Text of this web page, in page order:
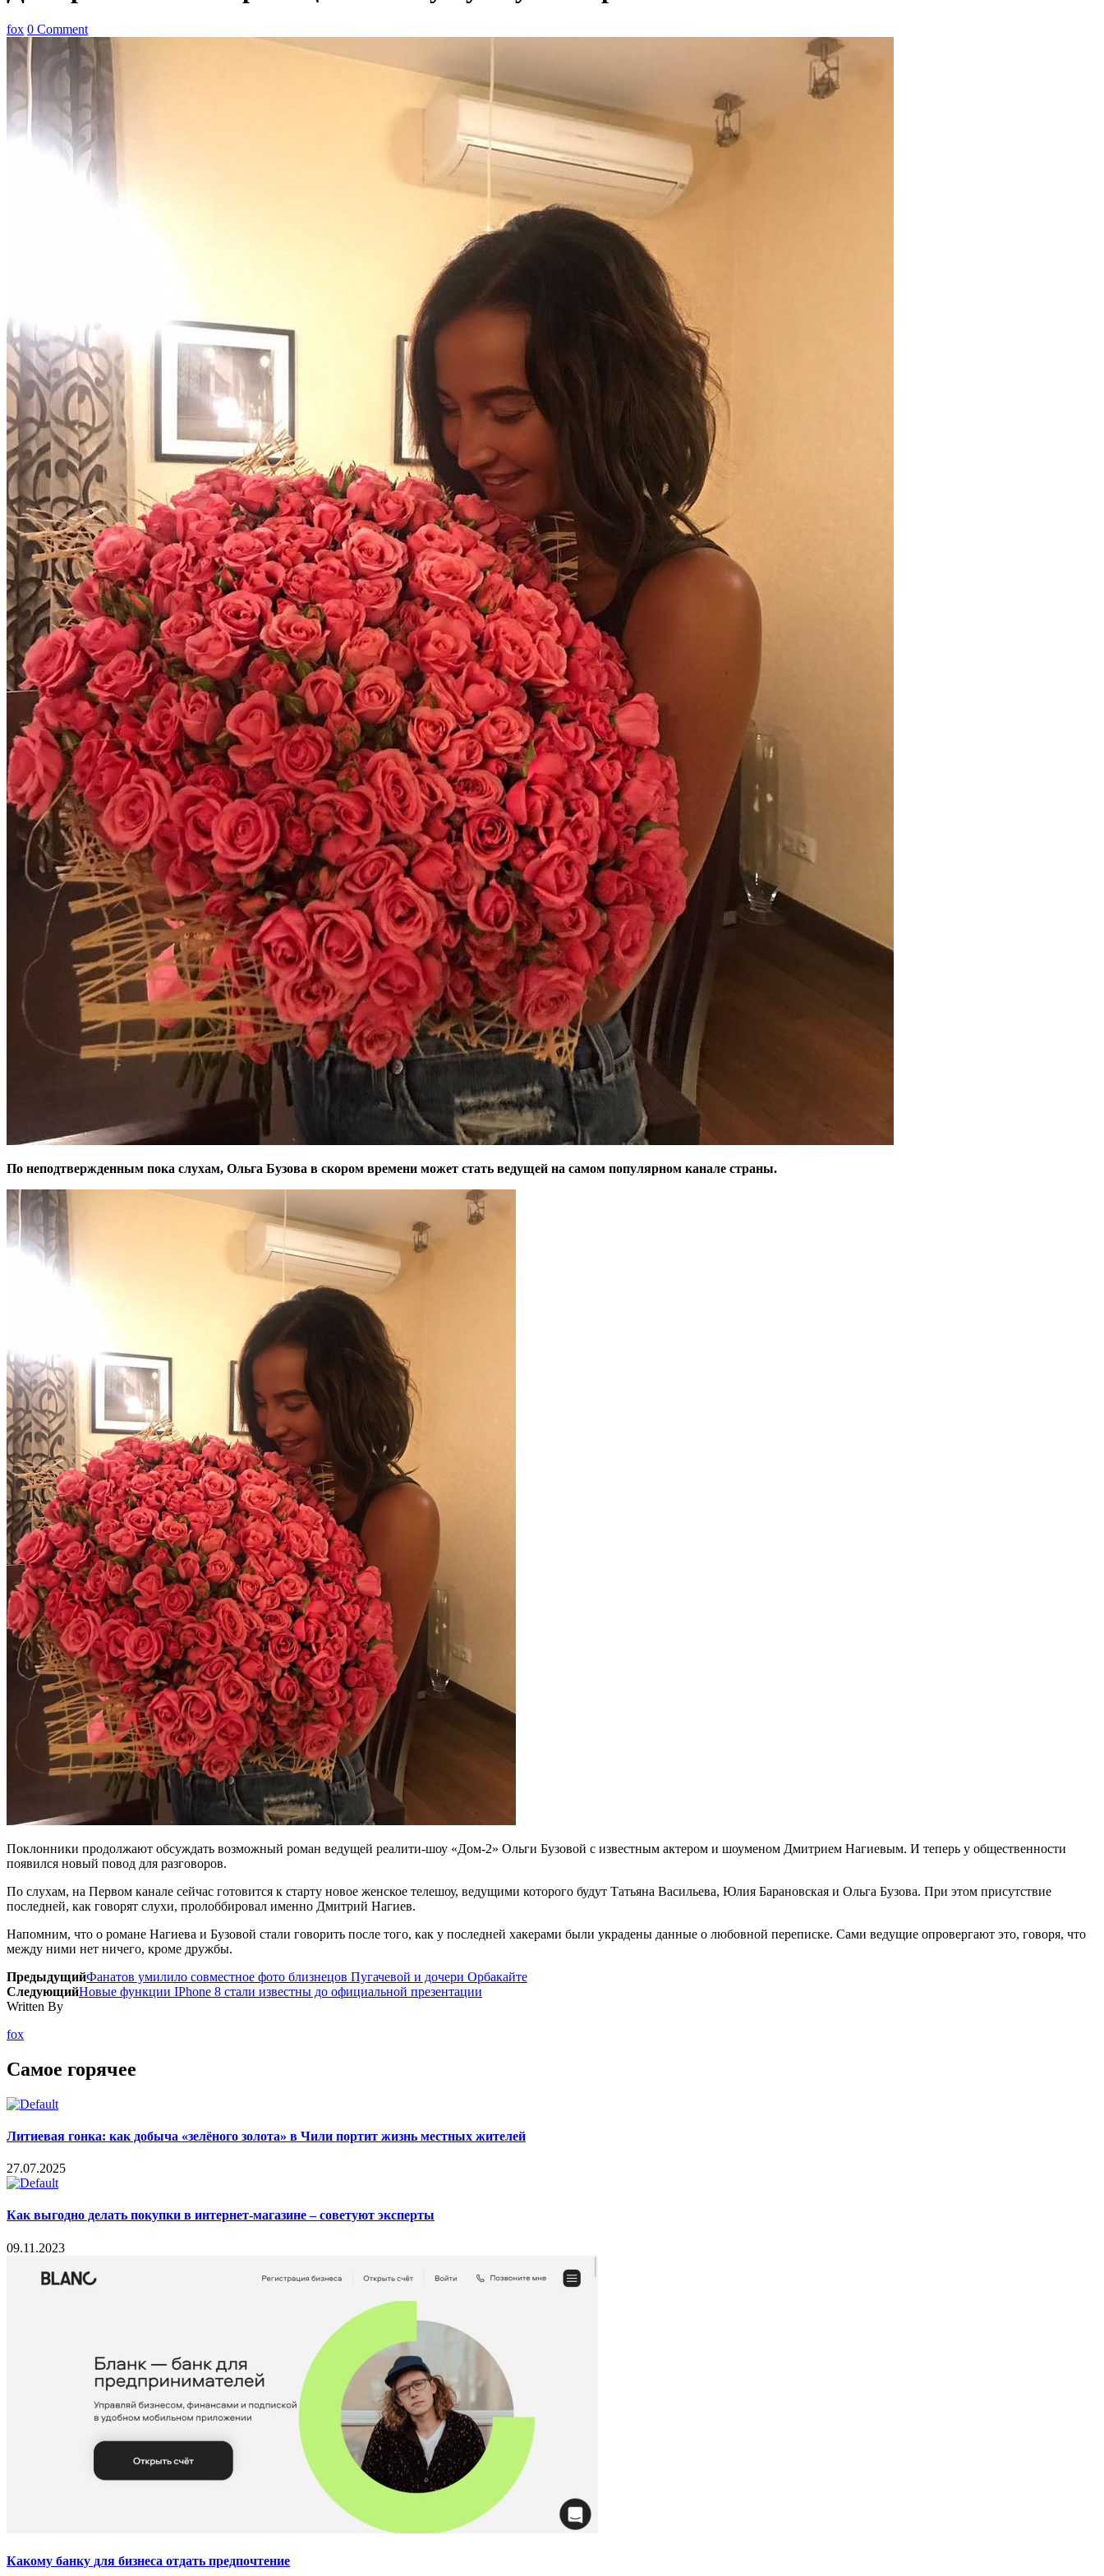
fox 0 Comment
По неподтвержденным пока слухам, Ольга Бузова в скором времени может стать ведущей на самом популярном канале страны.
Поклонники продолжают обсуждать возможный роман ведущей реалити-шоу «Дом-2» Ольги Бузовой с известным актером и шоуменом Дмитрием Нагиевым. И теперь у общественности
появился новый повод для разговоров.
По слухам, на Первом канале сейчас готовится к старту новое женское телешоу, ведущими которого будут Татьяна Васильева, Юлия Барановская и Ольга Бузова. При этом присутствие
последней, как говорят слухи, пролоббировал именно Дмитрий Нагиев.
Напомним, что о романе Нагиева и Бузовой стали говорить после того, как у последней хакерами были украдены данные о любовной переписке. Сами ведущие опровергают это, говоря, что
между ними нет ничего, кроме дружбы.
ПредыдущийФанатов умилило совместное фото близнецов Пугачевой и дочери Орбакайте
СледующийНовые функции IPhone 8 стали известны до официальной презентации
Written By
fox
Самое горячее
Литиевая гонка: как добыча «зелёного золота» в Чили портит жизнь местных жителей
27.07.2025
Как выгодно делать покупки в интернет-магазине – советуют эксперты
09.11.2023
Какому банку для бизнеса отдать предпочтение